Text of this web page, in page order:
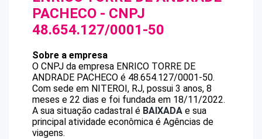
PACHECO - CNPJ
48.654.127/0001-50
Sobre a empresa
O CNPJ da empresa ENRICO TORRE DE
ANDRADE PACHECO é 48.654.127/0001-50.
Com sede em NITEROI, RJ, possui 3 anos, 8
meses e 22 dias e foi fundada em 18/11/2022.
A sua situação cadastral é BAIXADA e sua
principal atividade econômica é Agências de
viagens.